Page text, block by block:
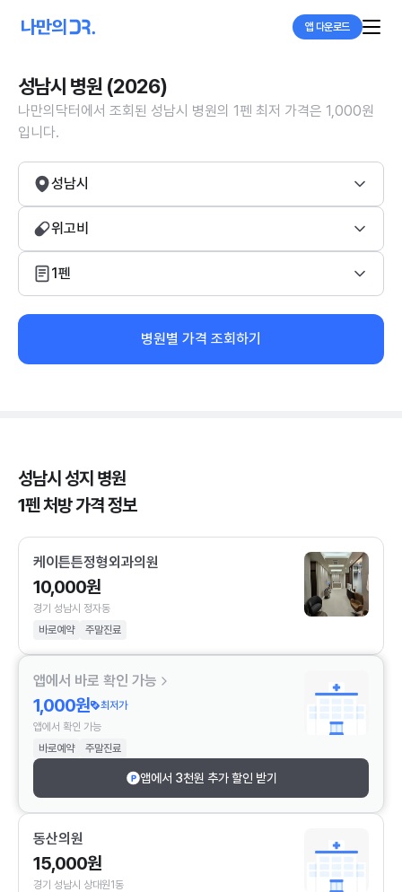
앱 다운로드
성남시 병원 (2026)
나만의닥터에서 조회된 성남시 병원의 1펜 최저 가격은 1,000원
입니다.
성남시
위고비
1펜
병원별 가격 조회하기
성남시 성지 병원
1펜 처방 가격 정보
케이튼튼정형외과의원
10,000원
경기 성남시 정자동
바로예약
주말진료
앱에서 바로 확인 가능
1,000원
최저가
앱에서 확인 가능
바로예약
주말진료
앱에서 3천원 추가 할인 받기
동산의원
15,000원
경기 성남시 상대원1동